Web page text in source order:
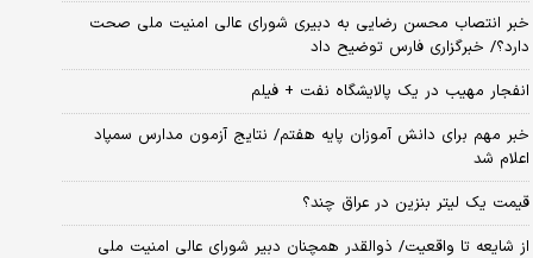
خبر انتصاب محسن رضایی به دبیری شورای عالی امنیت ملی صحت
دارد؟/ خبرگزاری فارس توضیح داد
انفجار مهیب در یک پالایشگاه نفت + فیلم
خبر مهم برای دانش آموزان پایه هفتم/ نتایج آزمون مدارس سمپاد
اعلام شد
قیمت یک لیتر بنزین در عراق چند؟
از شایعه تا واقعیت/ ذوالقدر همچنان دبیر شورای ‌عالی امنیت ملی